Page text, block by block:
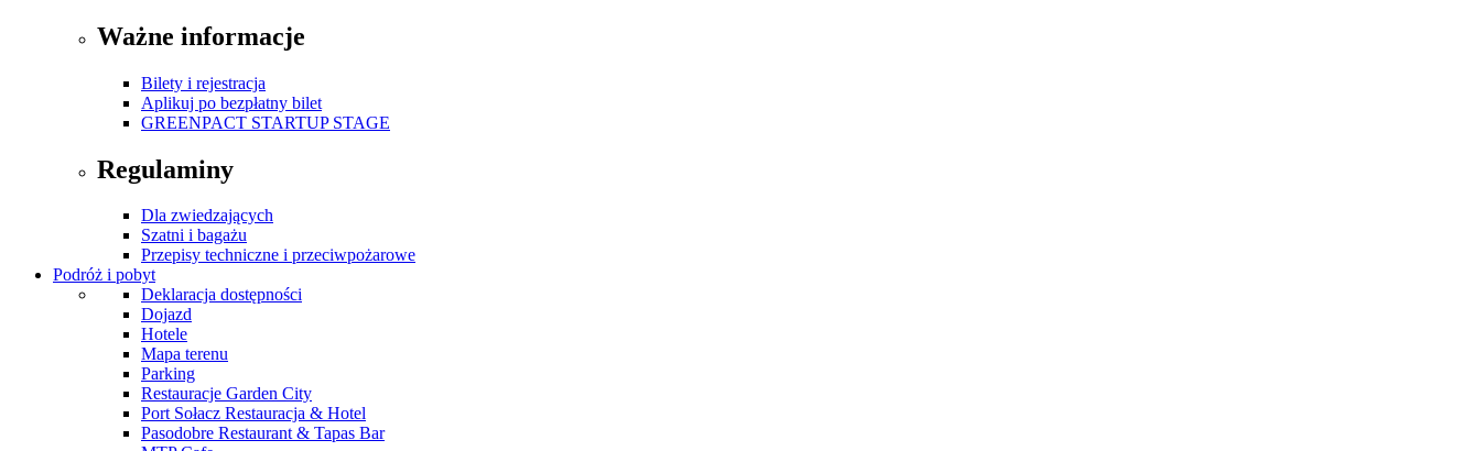
Ważne informacje
Bilety i rejestracja
Aplikuj po bezpłatny bilet
GREENPACT STARTUP STAGE
Regulaminy
Dla zwiedzających
Szatni i bagażu
Przepisy techniczne i przeciwpożarowe
Podróż i pobyt
Deklaracja dostępności
Dojazd
Hotele
Mapa terenu
Parking
Restauracje Garden City
Port Sołacz Restauracja & Hotel
Pasodobre Restaurant & Tapas Bar